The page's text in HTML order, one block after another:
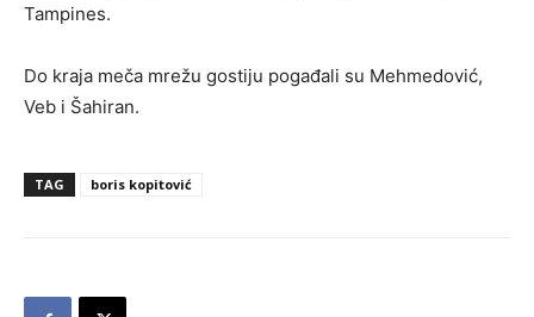
Tampines.
Do kraja meča mrežu gostiju pogađali su Mehmedović,
Veb i Šahiran.
TAG boris kopitović